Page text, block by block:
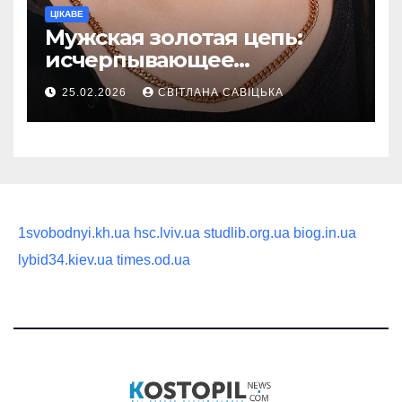
ЦІКАВЕ
Мужская золотая цепь:
исчерпывающее
руководство по выбору
статусного украшения
25.02.2026 СВІТЛАНА САВІЦЬКА
1svobodnyi.kh.ua hsc.lviv.ua studlib.org.ua biog.in.ua
lybid34.kiev.ua times.od.ua